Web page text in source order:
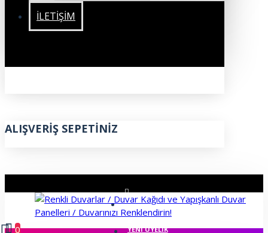
İLETIŞIM
ALIŞVERIŞ SEPETINIZ
ÜYE GIRIŞI
YENI ÜYELIK
0